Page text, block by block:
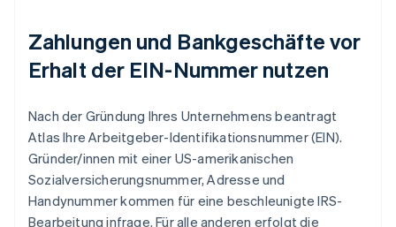
Zahlungen und Bankgeschäfte vor
Erhalt der EIN-Nummer nutzen
Nach der Gründung Ihres Unternehmens beantragt
Atlas Ihre Arbeitgeber-Identifikationsnummer (EIN).
Gründer/innen mit einer US-amerikanischen
Sozialversicherungsnummer, Adresse und
Handynummer kommen für eine beschleunigte IRS-
Bearbeitung infrage. Für alle anderen erfolgt die